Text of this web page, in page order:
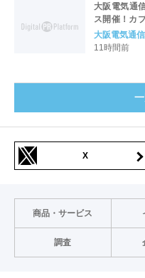
大阪電気通
ス開催！カ
未来を拓く
ト」会場と
大阪電気通
11時間前
X
商品・サービス
調査